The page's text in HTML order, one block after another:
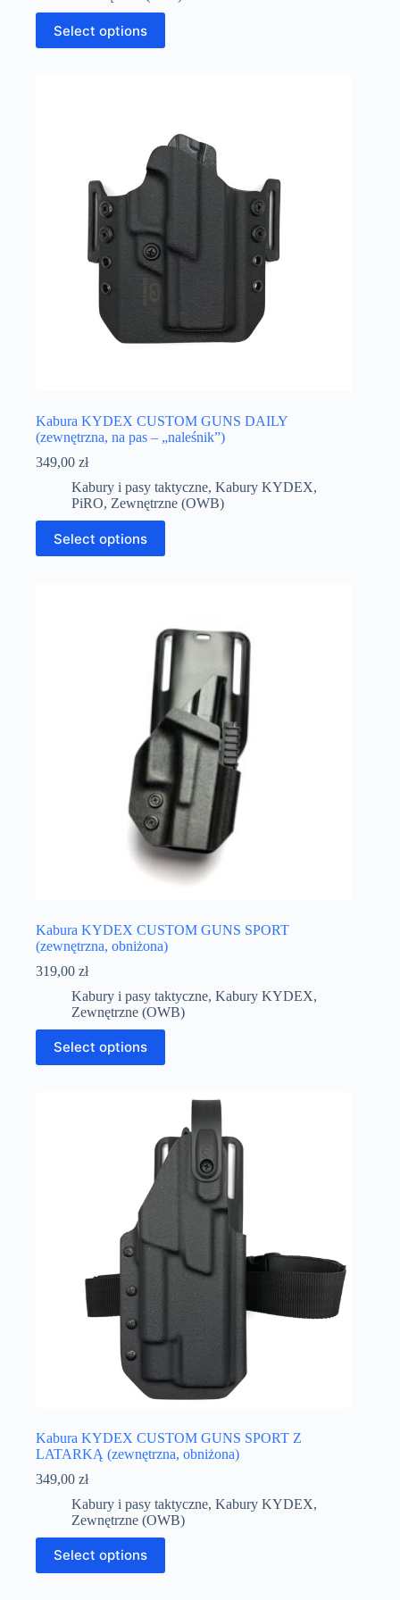
Select options
Kabura KYDEX CUSTOM GUNS DAILY
(zewnętrzna, na pas – „naleśnik”)
349,00 zł
Kabury i pasy taktyczne, Kabury KYDEX,
PiRO, Zewnętrzne (OWB)
Select options
Kabura KYDEX CUSTOM GUNS SPORT
(zewnętrzna, obniżona)
319,00 zł
Kabury i pasy taktyczne, Kabury KYDEX,
Zewnętrzne (OWB)
Select options
Kabura KYDEX CUSTOM GUNS SPORT Z
LATARKĄ (zewnętrzna, obniżona)
349,00 zł
Kabury i pasy taktyczne, Kabury KYDEX,
Zewnętrzne (OWB)
Select options